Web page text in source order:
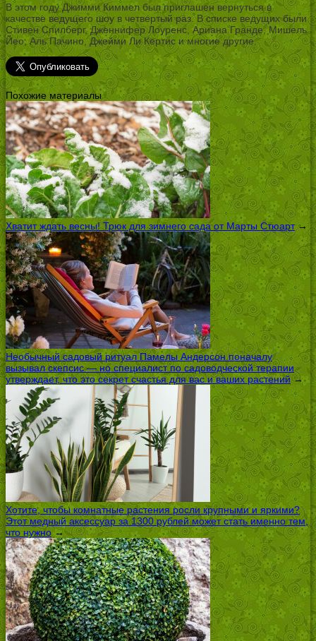
В этом году Джимми Киммел был приглашен вернуться в
качестве ведущего шоу в четвертый раз. В списке ведущих были
Стивен Спилберг, Дженнифер Лоуренс, Ариана Гранде, Мишель
Йео, Аль Пачино, Джейми Ли Кертис и многие другие.
Похожие материалы
Хватит ждать весны! Трюк для зимнего сада от Марты Стюарт→
Необычный садовый ритуал Памелы Андерсон поначалу
вызывал скепсис — но специалист по садоводческой терапии
утверждает, что это секрет счастья для вас и ваших растений→
Хотите, чтобы комнатные растения росли крупными и яркими?
Этот медный аксессуар за 1300 рублей может стать именно тем,
что нужно→